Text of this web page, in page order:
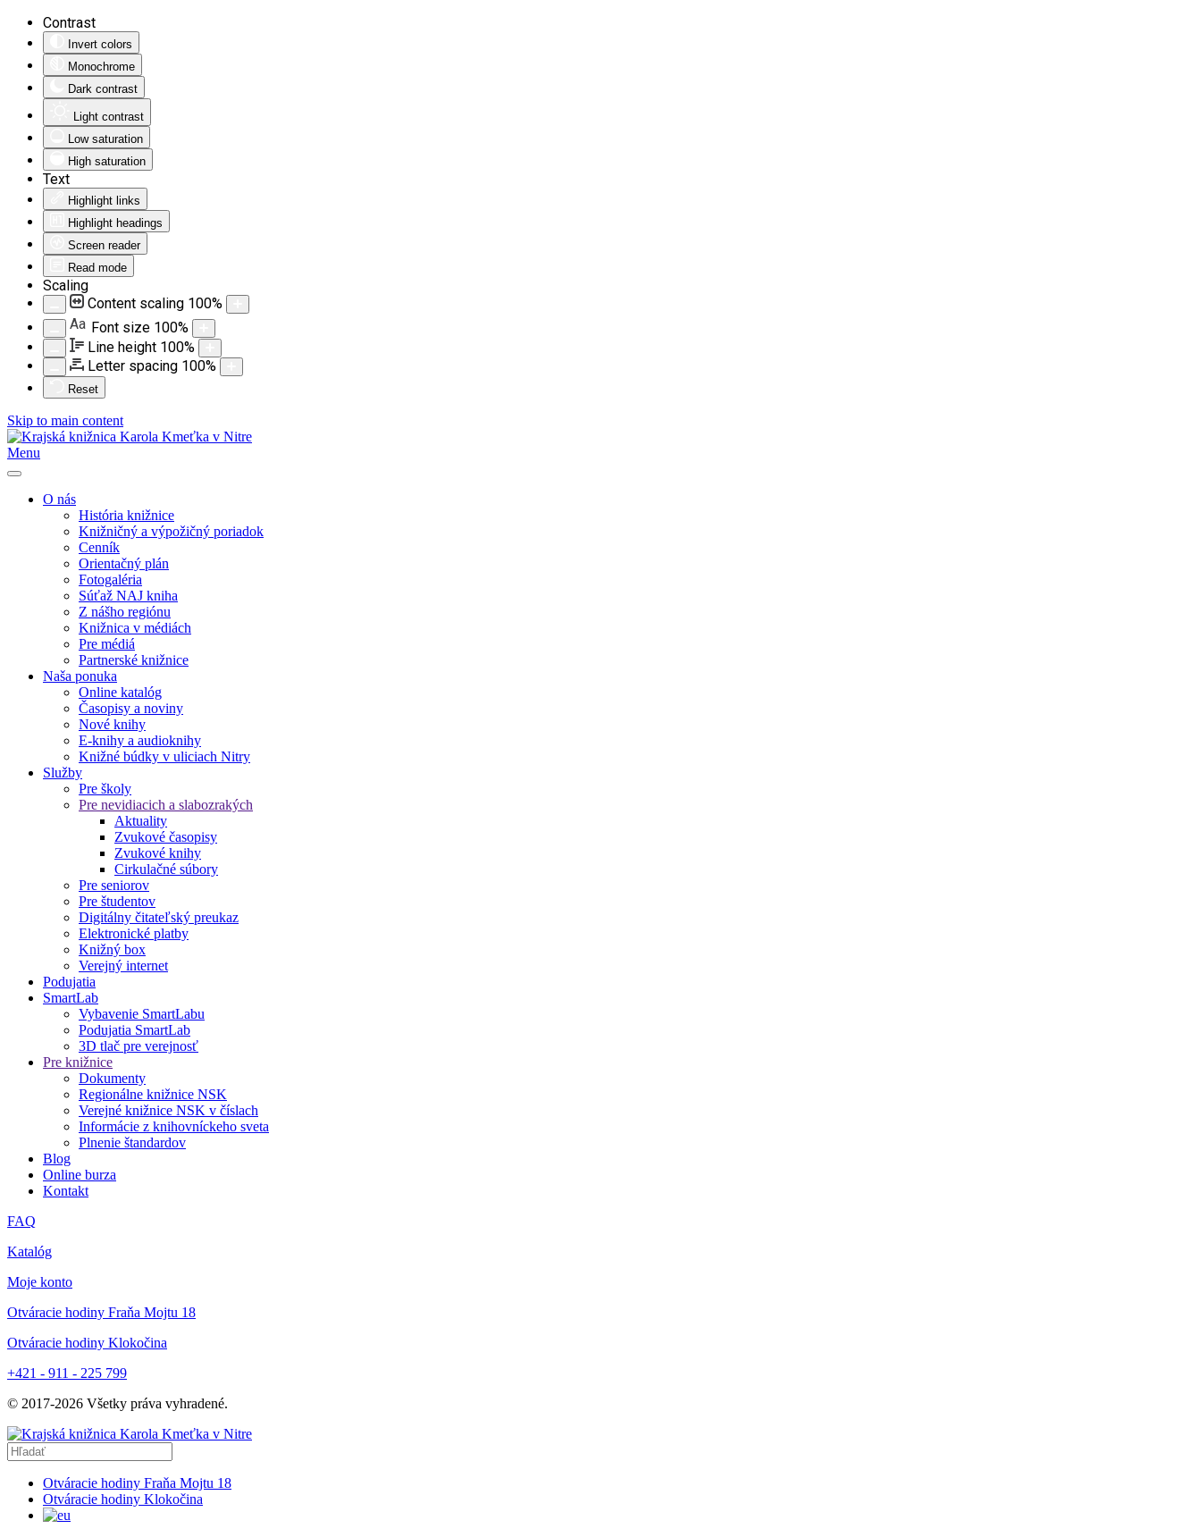
Contrast
Invert colors
Monochrome
Dark contrast
Light contrast
Low saturation
High saturation
Text
Highlight links
Highlight headings
Screen reader
Read mode
Scaling
Content scaling 100%
Aa Font size 100%
Line height 100%
Letter spacing 100%
Reset
Skip to main content
Menu
O nás
História knižnice
Knižničný a výpožičný poriadok
Cenník
Orientačný plán
Fotogaléria
Súťaž NAJ kniha
Z nášho regiónu
Knižnica v médiách
Pre médiá
Partnerské knižnice
Naša ponuka
Online katalóg
Časopisy a noviny
Nové knihy
E-knihy a audioknihy
Knižné búdky v uliciach Nitry
Služby
Pre školy
Pre nevidiacich a slabozrakých
Aktuality
Zvukové časopisy
Zvukové knihy
Cirkulačné súbory
Pre seniorov
Pre študentov
Digitálny čitateľský preukaz
Elektronické platby
Knižný box
Verejný internet
Podujatia
SmartLab
Vybavenie SmartLabu
Podujatia SmartLab
3D tlač pre verejnosť
Pre knižnice
Dokumenty
Regionálne knižnice NSK
Verejné knižnice NSK v číslach
Informácie z knihovníckeho sveta
Plnenie štandardov
Blog
Online burza
Kontakt
FAQ
Katalóg
Moje konto
Otváracie hodiny Fraňa Mojtu 18
Otváracie hodiny Klokočina
+421 - 911 - 225 799
© 2017-2026 Všetky práva vyhradené.
Otváracie hodiny Fraňa Mojtu 18
Otváracie hodiny Klokočina